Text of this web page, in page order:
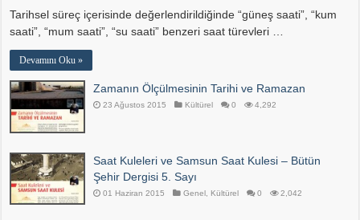
Tarihsel süreç içerisinde değerlendirildiğinde “güneş saati”, “kum
saati”, “mum saati”, “su saati” benzeri saat türevleri …
Devamını Oku »
Zamanın Ölçülmesinin Tarihi ve Ramazan
23 Ağustos 2015 Kültürel 0 4,292
Saat Kuleleri ve Samsun Saat Kulesi – Bütün
Şehir Dergisi 5. Sayı
01 Haziran 2015 Genel Kültürel 0 2,042